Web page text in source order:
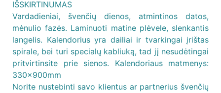
IŠSKIRTINUMAS
Vardadieniai, švenčių dienos, atmintinos datos,
mėnulio fazės. Laminuoti matine plėvele, slenkantis
langelis. Kalendorius yra dailiai ir tvarkingai įrištas
spirale, bei turi specialų kabliuką, tad jį nesudėtingai
pritvirtinsite prie sienos. Kalendoriaus matmenys:
330x900mm
Norite nustebinti savo klientus ar partnerius švenčių